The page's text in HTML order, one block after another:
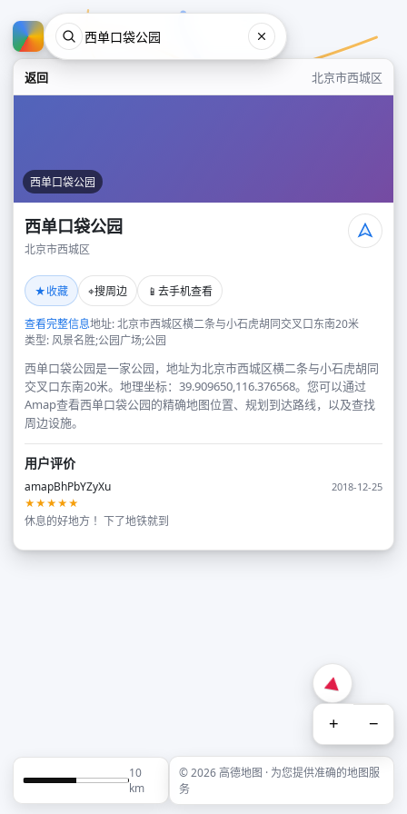
返回 北京市西城区
西单口袋公园
西单口袋公园
北京市西城区
★收藏 ⌖搜周边 📱 去手机查看
查看完整信息地址: 北京市西城区横二条与小石虎胡同交叉口东南20米
类型: 风景名胜;公园广场;公园
西单口袋公园是一家公园，地址为北京市西城区横二条与小石虎胡同
交叉口东南20米。地理坐标：39.909650,116.376568。您可以通过
Amap查看西单口袋公园的精确地图位置、规划到达路线，以及查找
周边设施。
用户评价
amapBhPbYZyXu
2018-12-25
★★★★★
休息的好地方 ！下了地铁就到
+ −
10
km
© 2026 高德地图 · 为您提供准确的地图服
务